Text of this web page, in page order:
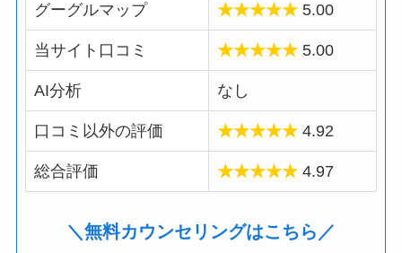
グーグルマップ ★★★★★5.00
当サイト口コミ ★★★★★5.00
AI分析 なし
口コミ以外の評価 ★★★★★4.92
総合評価 ★★★★★4.97
＼無料カウンセリングはこちら／